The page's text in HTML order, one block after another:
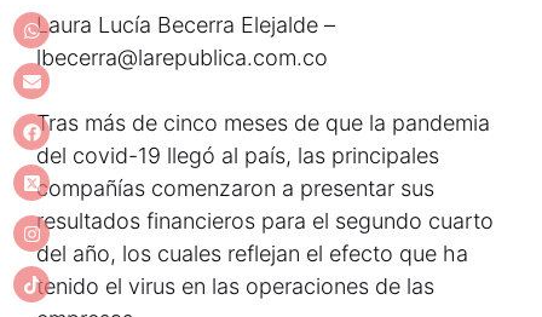
Laura Lucía Becerra Elejalde –
lbecerra@larepublica.com.co
Tras más de cinco meses de que la pandemia
del covid-19 llegó al país, las principales
compañías comenzaron a presentar sus
resultados financieros para el segundo cuarto
del año, los cuales reflejan el efecto que ha
tenido el virus en las operaciones de las